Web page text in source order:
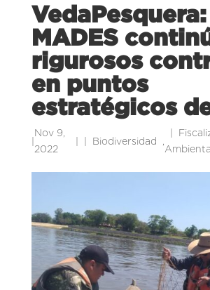
VedaPesquera:
MADES
rigurosos
en puntos
estratégicos
|
Nov 9,
2022
| Biodiversidad ,